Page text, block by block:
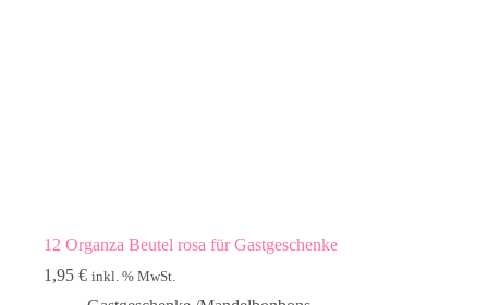
12 Organza Beutel rosa für Gastgeschenke
1,95 € inkl. % MwSt.